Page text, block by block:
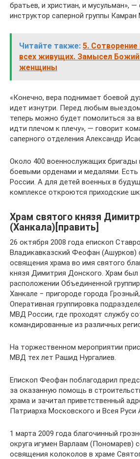
братьев, и христиан, и мусульман»,
инструктор саперной группы Камран
Читайте также: 5.
всех живущих. Замысел
женщины
«Конечно, вера поднимает боевой
идет изнутри. Перед любым
теперь можно будет помолиться за
идти плечом к плечу», — говорит
саперного отделения Александр
Около 400 военнослужащих бригады
боевыми орденами и медалями. Есть
России. А для детей военных в
комплексе откроются приходские
Храм святого князя
(Ханкала)[править]
26 октября 2008 года епископ
Владикавказский Феофан (Ашурков)
освящения храма во имя святого
князя Димитрия Донского. Храм был
расположении Объединенной
Ханкале − пригороде города
Оперативная группировка
МВД России, где проходят службу
командированные из различных
На торжественном мероприятии
МВД тех лет Рашид Нургалиев.
Епископ Феофан поблагодарил
за оказанную помощь в
храма и зачитал приветственный
Патриарха Московского и Всея Руси
1 марта 2009 года благочинный
округа игумен Варлаам (Пономарев)
освящения колоколов в храме